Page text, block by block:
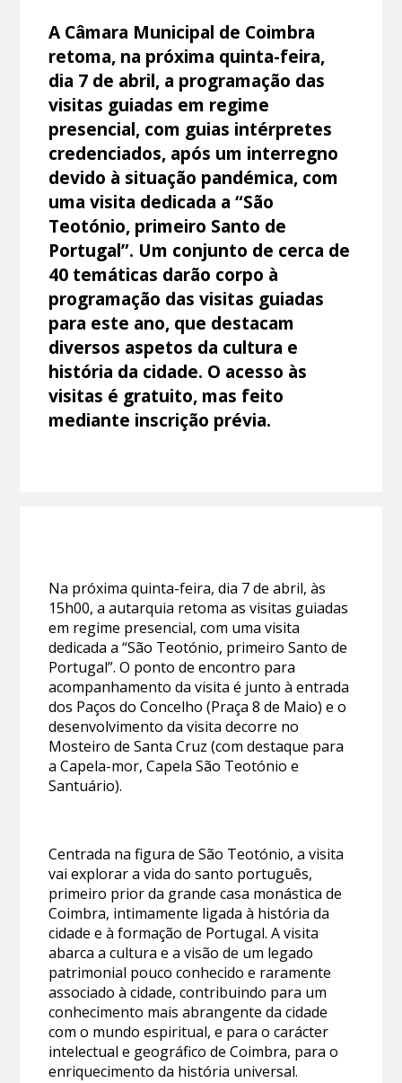
A Câmara Municipal de Coimbra
retoma, na próxima quinta-feira,
dia 7 de abril, a programação das
visitas guiadas em regime
presencial, com guias intérpretes
credenciados, após um interregno
devido à situação pandémica, com
uma visita dedicada a “São
Teotónio, primeiro Santo de
Portugal”. Um conjunto de cerca de
40 temáticas darão corpo à
programação das visitas guiadas
para este ano, que destacam
diversos aspetos da cultura e
história da cidade. O acesso às
visitas é gratuito, mas feito
mediante inscrição prévia.
Na próxima quinta-feira, dia 7 de abril, às
15h00, a autarquia retoma as visitas guiadas
em regime presencial, com uma visita
dedicada a “São Teotónio, primeiro Santo de
Portugal”. O ponto de encontro para
acompanhamento da visita é junto à entrada
dos Paços do Concelho (Praça 8 de Maio) e o
desenvolvimento da visita decorre no
Mosteiro de Santa Cruz (com destaque para
a Capela-mor, Capela São Teotónio e
Santuário).
Centrada na figura de São Teotónio, a visita
vai explorar a vida do santo português,
primeiro prior da grande casa monástica de
Coimbra, intimamente ligada à história da
cidade e à formação de Portugal. A visita
abarca a cultura e a visão de um legado
patrimonial pouco conhecido e raramente
associado à cidade, contribuindo para um
conhecimento mais abrangente da cidade
com o mundo espiritual, e para o carácter
intelectual e geográfico de Coimbra, para o
enriquecimento da história universal.